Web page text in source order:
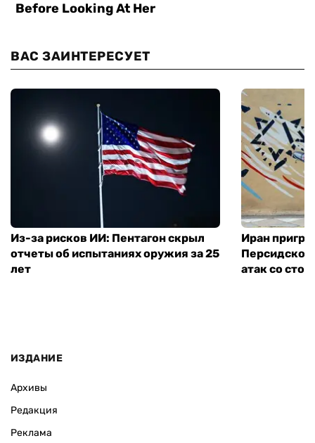
ВАС ЗАИНТЕРЕСУЕТ
Из-за рисков ИИ: Пентагон скрыл
отчеты об испытаниях оружия за 25
лет
Иран
атак со
ИЗДАНИЕ
Архивы
Редакция
Реклама